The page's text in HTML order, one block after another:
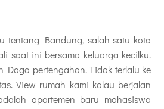
tentang Bandung, salah satu kota
saat ini bersama keluarga kecilku.
Dago pertengahan. Tidak terlalu ke
View rumah kami kalau berjalan
apartemen baru mahasiswa